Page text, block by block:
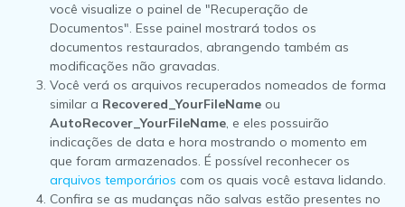
você visualize o painel de "Recuperação de
Documentos". Esse painel mostrará todos os
documentos restaurados, abrangendo também as
modificações não gravadas.
Você verá os arquivos recuperados nomeados de forma
similar a Recovered_YourFileName ou
AutoRecover_YourFileName, e eles possuirão
indicações de data e hora mostrando o momento em
que foram armazenados. É possível reconhecer os
arquivos temporários com os quais você estava lidando.
Confira se as mudanças não salvas estão presentes no